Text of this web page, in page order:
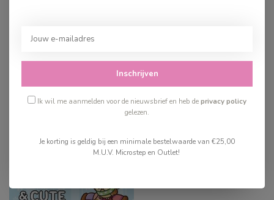
Kleurboek
Op voorraad
Recent bekeken
Inschrijven
Ik wil me aanmelden voor de nieuwsbrief en heb deprivacy policy
gelezen.
Je korting is geldig bij een minimale bestelwaarde van €25,00
M.U.V. Microstep en Outlet!